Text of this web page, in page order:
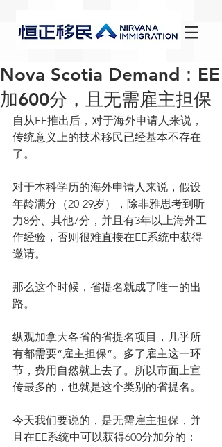
Nova Scotia Demand：EE
加600分，且无需雇主担保
自从EE推出后，对于海外申请人来说，
传统意义上的技术移民已经基本不存在
了。
对于本科学历的海外申请人来说，假设
年龄满分（20-29岁），除非雅思考到听
力8分、其他7分，并且有3年以上海外工
作经验，否则很难直接在EE系统中获得
邀请。
那么这个时候，省提名就成了唯一的出
路。
纵观加拿大各省的省提名项目，几乎所
有都需要“雇主担保”。多了雇主这一环
节，费用自然就上去了。所以市面上宣
传最多的，也就是这个类别的省提名。
今天我们要说的，是无需雇主担保，并
且在EE系统中可以获得600分加分的：